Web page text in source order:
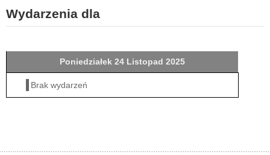
Wydarzenia dla
Poniedziałek 24 Listopad 2025
Brak wydarzeń